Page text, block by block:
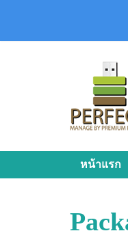
หน้าแรก